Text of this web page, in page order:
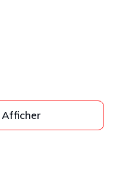
999 *** *** Afficher